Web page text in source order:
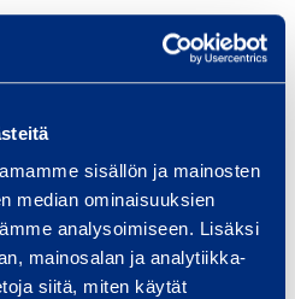
sisällön ja mainosten
median ominaisuuksien
analysoimiseen. Lisäksi
mainosalan ja analytiikka-
siitä, miten käytät
on iso
työkalut ja
sujuvan ja